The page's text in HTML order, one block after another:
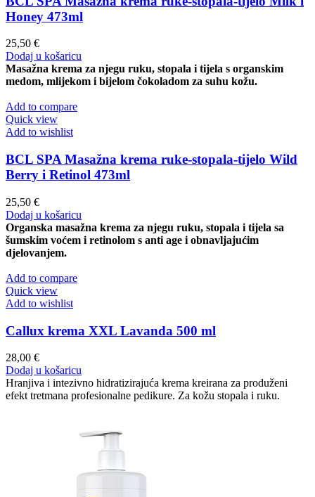
Honey 473ml
25,50 €
Dodaj u košaricu
Masažna krema za njegu ruku, stopala i tijela s organskim
medom, mlijekom i bijelom čokoladom za suhu kožu.
Add to compare
Quick view
Add to wishlist
BCL SPA Masažna krema ruke-stopala-tijelo Wild
Berry i Retinol 473ml
25,50 €
Dodaj u košaricu
Organska masažna krema za njegu ruku, stopala i tijela sa
šumskim voćem i retinolom s anti age i obnavljajućim
djelovanjem.
Add to compare
Quick view
Add to wishlist
Callux krema XXL Lavanda 500 ml
28,00 €
Dodaj u košaricu
Hranjiva i intezivno hidratizirajuća krema kreirana za produženi
efekt tretmana profesionalne pedikure. Za kožu stopala i ruku.